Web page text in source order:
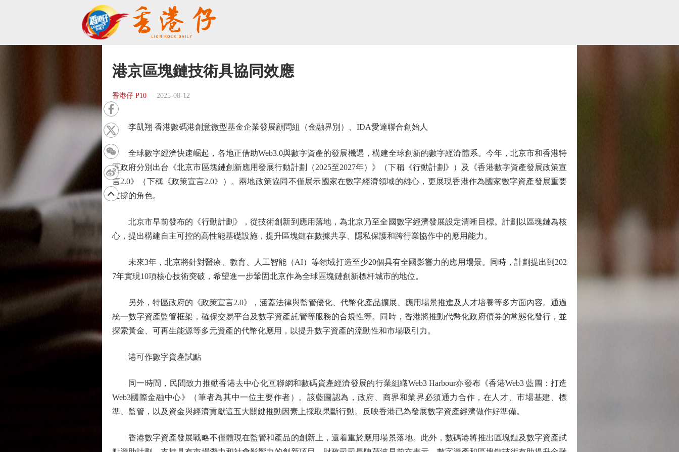
港京區塊鏈技術具協同效應
香港仔 P10 2025-08-12
李凱翔 香港數碼港創意微型基金企業發展顧問組（金融界別）、IDA愛達聯合創始人
全球數字經濟快速崛起，各地正借助Web3.0與數字資產的發展機遇，構建全球創新的數字經濟體系。今年，北京市和香港特
區政府分別出台《北京市區塊鏈創新應用發展行動計劃（2025至2027年）》（下稱《行動計劃》）及《香港數字資產發展政策宣
言2.0》（下稱《政策宣言2.0》）。兩地政策協同不僅展示國家在數字經濟領域的雄心，更展現香港作為國家數字資產發展重要
支撐的角色。
北京市早前發布的《行動計劃》，從技術創新到應用落地，為北京乃至全國數字經濟發展設定清晰目標。計劃以區塊鏈為核
心，提出構建自主可控的高性能基礎設施，提升區塊鏈在數據共享、隱私保護和跨行業協作中的應用能力。
未來3年，北京將針對醫療、教育、人工智能（AI）等領域打造至少20個具有全國影響力的應用場景。同時，計劃提出到202
7年實現10項核心技術突破，希望進一步鞏固北京作為全球區塊鏈創新標杆城市的地位。
另外，特區政府的《政策宣言2.0》，涵蓋法律與監管優化、代幣化產品擴展、應用場景推進及人才培養等多方面內容。通過
統一數字資產監管框架，確保交易平台及數字資產託管等服務的合規性等。同時，香港將推動代幣化政府債券的常態化發行，並
探索黃金、可再生能源等多元資產的代幣化應用，以提升數字資產的流動性和市場吸引力。
港可作數字資產試點
同一時間，民間致力推動香港去中心化互聯網和數碼資產經濟發展的行業組織Web3 Harbour亦發布《香港Web3 藍圖：打造
Web3國際金融中心》（筆者為其中一位主要作者）。該藍圖認為，政府、商界和業界必須通力合作，在人才、市場基建、標
準、監管，以及資金與經濟貢獻這五大關鍵推動因素上採取果斷行動。反映香港已為發展數字資產經濟做作好準備。
香港數字資產發展戰略不僅體現在監管和產品的創新上，還着重於應用場景落地。此外，數碼港將推出區塊鏈及數字資產試